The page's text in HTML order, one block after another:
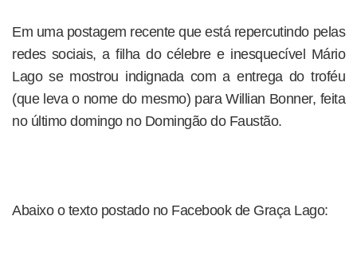
Em uma postagem recente que está repercutindo pelas
redes sociais, a filha do célebre e inesquecível Mário
Lago se mostrou indignada com a entrega do troféu
(que leva o nome do mesmo) para Willian Bonner, feita
no último domingo no Domingão do Faustão.
Abaixo o texto postado no Facebook de Graça Lago: